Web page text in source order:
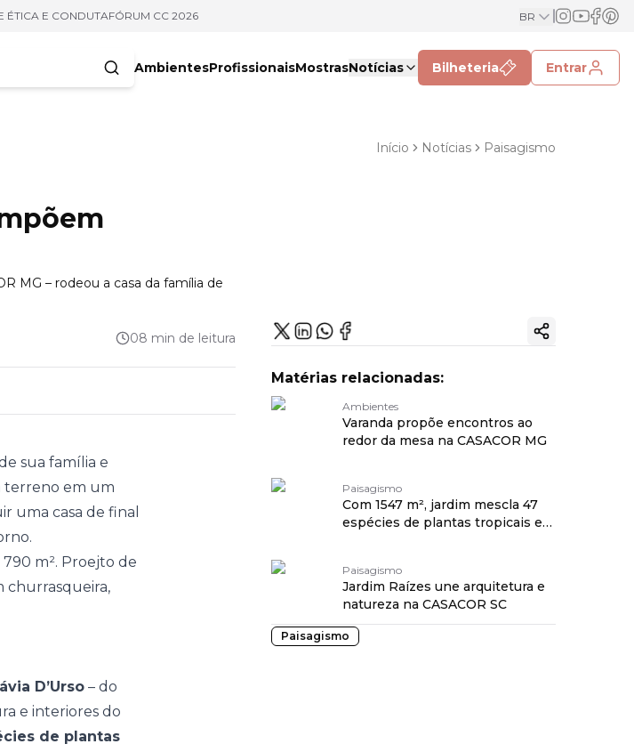
ÉTICA E CONDUTAFÓRUM CC 2026 BR
AmbientesProfissionaisMostrasNotícias Bilheteria Entrar
Início Notícias Paisagismo
MG – rodeou a casa da família de
08 min de leitura
sua família e
terreno em um
uma casa de final
D’Urso – do
e interiores do
de plantas
Copiar link
Matérias relacionadas:
Ambientes
Varanda propõe encontros ao
redor da mesa na CASACOR MG
Paisagismo
Com 1547 m², jardim mescla 47
espécies de plantas tropicais e
Paisagismo
Jardim Raízes une arquitetura e
natureza na CASACOR SC
Paisagismo